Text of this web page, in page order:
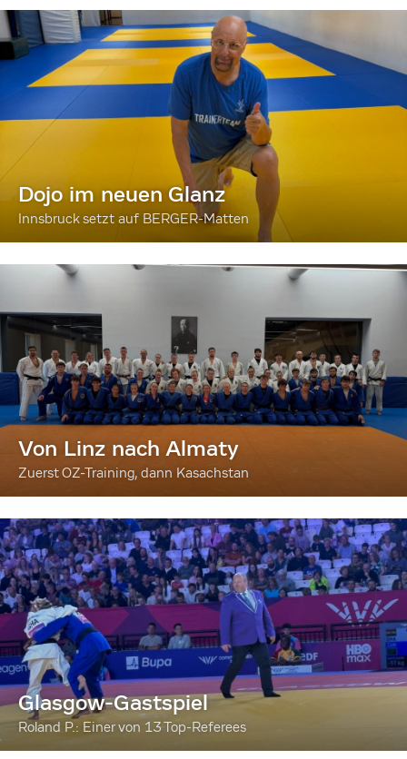
Dojo im neuen Glanz
Innsbruck setzt auf BERGER-Matten
Von Linz nach Almaty
Zuerst OZ-Training, dann Kasachstan
Glasgow-Gastspiel
Roland P.: Einer von 13 Top-Referees